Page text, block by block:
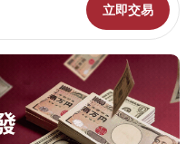
立即交易